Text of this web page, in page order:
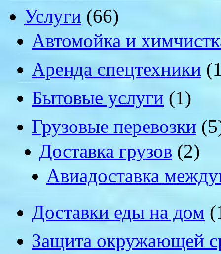
Услуги (66)
Автомойка и
Аренда спецтехники
Бытовые услуги (1)
Грузовые перевозки
Доставка грузов (2)
Авиадоставка
Доставки еды на дом
Защита окружающей